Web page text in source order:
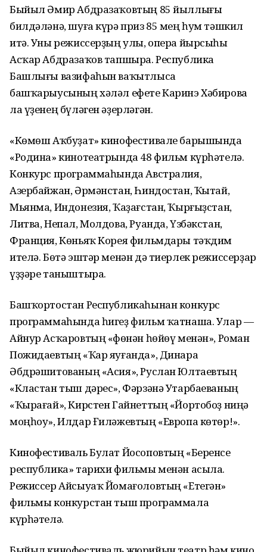
Быйыл Әмир Абдразаҡовтың 85 йыллығы
билдәләнә, шуға күрә приз 85 мең һум тәшкил
итә. Уны режиссерҙың улы, опера йырсыһы
Асҡар Абдразаҡов тапшыра. Республика
Башлығы вазифаһын ваҡытлыса
башҡарыусының хәләл ефете Каринэ Хәбирова
ла үҙенең бүләген әҙерләгән.
«Көмөш Аҡбуҙат» кинофестивале барышында
«Родина» кинотеатрында 48 фильм күрһәтелә.
Конкурс программаһында Австралия,
Азербайжан, Әрмәнстан, Һиндостан, Ҡытай,
Мьянма, Индонезия, Ҡаҙағстан, Ҡырғыҙстан,
Литва, Непал, Молдова, Руанда, Үзбәкстан,
Франция, Көньяҡ Корея фильмдары тәҡдим
ителә. Бөтә эштәр менән дә тиерлек режиссерҙар
үҙҙәре таныштыра.
Башҡортостан Республикаһынан конкурс
программаһында һигеҙ фильм ҡатнаша. Улар —
Айнур Асҡаровтың «Өфөнән һөйөү менән», Роман
Пожидаевтың «Ҡар яуғанда», Динара
Әбдрәшитованың «Асия», Руслан Юлтаевтың
«Кластан тыш дәрес», Фәрзәнә Утарбаеваның
«Ҡырағай», Кирстен Гайнеттың «Йортобоҙ ниңә
моңһоу», Илдар Ғиләжевтың «Европа көтөр!».
Кинофестиваль Булат Йосоповтың «Беренсе
республика» тарихи фильмы менән асыла.
Режиссер Айсыуаҡ Йомағоловтың «Етегән»
фильмы конкурстан тыш программала
күрһәтелә.